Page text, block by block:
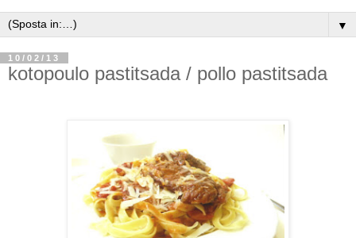
▼
10/02/13
kotopoulo pastitsada / pollo pastitsada